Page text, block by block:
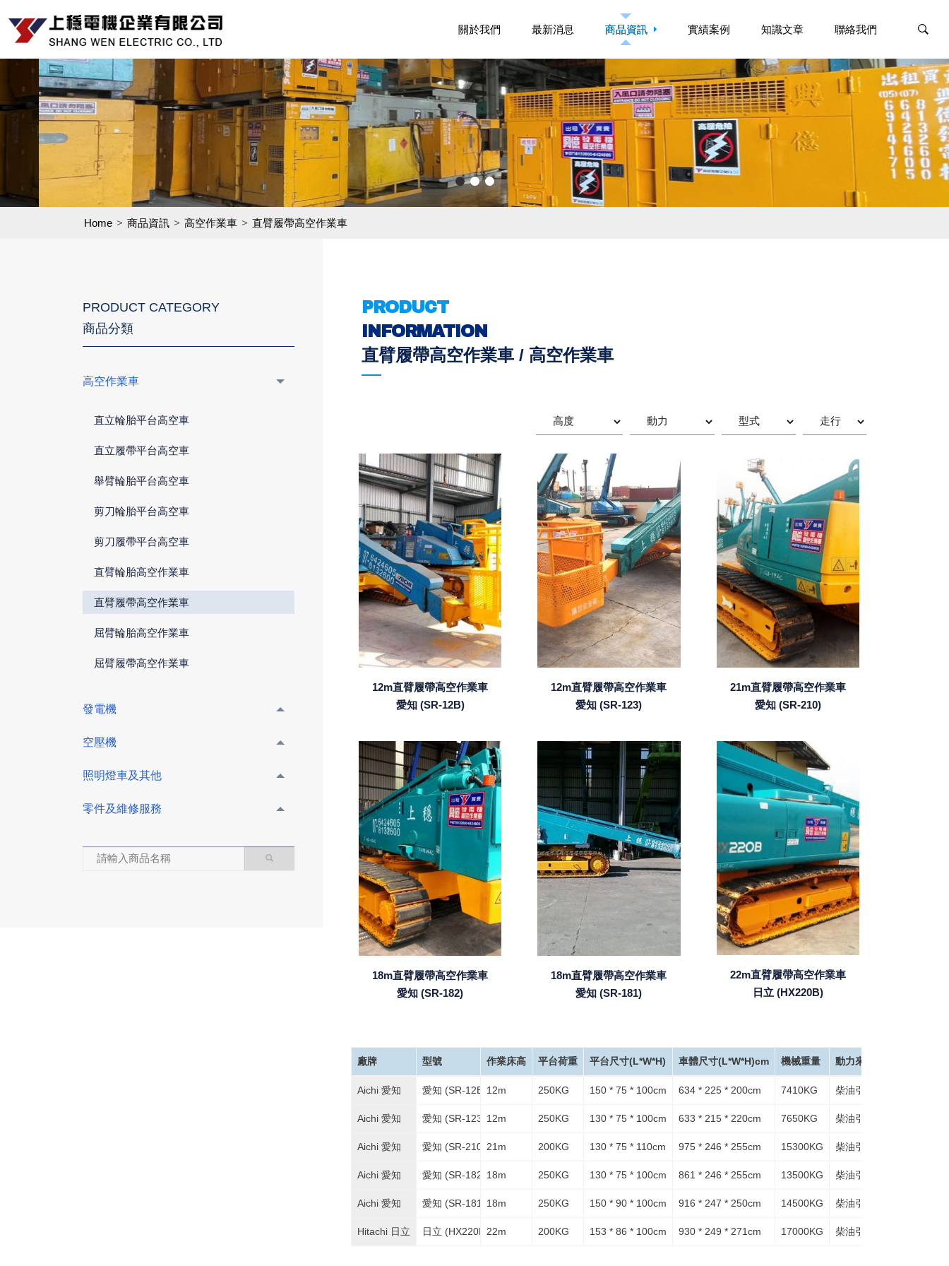
關於我們
關於我們 最新消息
最新消息 商品資訊
商品資訊 實績案例
實績案例 知識文章
知識文章 聯絡我們
聯絡我們
Home 商品資訊 高空作業車 直臂履帶高空作業車
PRODUCT
INFORMATION
直臂履帶高空作業車 / 高空作業車
12m直臂履帶高空作業車
愛知 (SR-12B)
12m直臂履帶高空作業車
愛知 (SR-123)
21m直臂履帶高空作業車
愛知 (SR-210)
18m直臂履帶高空作業車
愛知 (SR-182)
18m直臂履帶高空作業車
愛知 (SR-181)
22m直臂履帶高空作業車
日立 (HX220B)
廠牌 型號
Aichi 愛知 愛知 (SR-12B)
Aichi 愛知 愛知 (SR-123)
Aichi 愛知 愛知 (SR-210)
Aichi 愛知 愛知 (SR-182)
Aichi 愛知 愛知 (SR-181)
Hitachi 日立 日立 (HX220B)
作業床高 平台荷重 平台尺寸(L*W*H) 車體尺寸(L*W*H)cm 機械重量 動力來源
12m 250KG 150 * 75 * 100cm 634 * 225 * 200cm 7410KG 柴油引擎
12m 250KG 130 * 75 * 100cm 633 * 215 * 220cm 7650KG 柴油引擎
21m 200KG 130 * 75 * 110cm 975 * 246 * 255cm 15300KG 柴油引擎
18m 250KG 130 * 75 * 100cm 861 * 246 * 255cm 13500KG 柴油引擎
18m 250KG 150 * 90 * 100cm 916 * 247 * 250cm 14500KG 柴油引擎
22m 200KG 153 * 86 * 100cm 930 * 249 * 271cm 17000KG 柴油引擎
PRODUCT CATEGORY
商品分類
高空作業車
直立輪胎平台高空車
直立履帶平台高空車
舉臂輪胎平台高空車
剪刀輪胎平台高空車
剪刀履帶平台高空車
直臂輪胎高空作業車
直臂履帶高空作業車
屈臂輪胎高空作業車
屈臂履帶高空作業車
發電機
空壓機
照明燈車及其他
零件及維修服務